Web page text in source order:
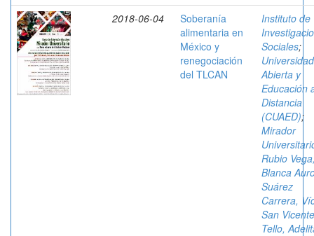
2018-06-04
Soberanía
alimentaria en
México y
renegociación
del TLCAN
Instituto de
Sociales;
Universidad
Abierta y
Educación
Distancia
(CUAED);
Mirador
Rubio
Blanca
Suárez
Carrera,
San Vicente
Tello,